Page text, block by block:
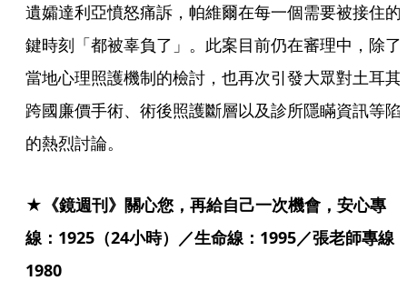
遺孀達利亞憤怒痛訴，帕維爾在每一個需要被接住的
鍵時刻「都被辜負了」。此案目前仍在審理中，除了
當地心理照護機制的檢討，也再次引發大眾對土耳其
跨國廉價手術、術後照護斷層以及診所隱瞞資訊等陷
的熱烈討論。
★《鏡週刊》關心您，再給自己一次機會，安心專
線：1925（24小時）／生命線：1995／張老師專線
1980